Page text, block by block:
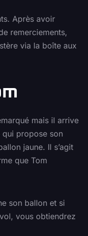
Après avoir
remerciements,
via la boîte aux
mais il arrive
qui propose son
jaune. Il s’agit
que Tom
son ballon et si
vous obtiendrez